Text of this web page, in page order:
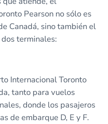
Pearson no sólo es
Canadá, sino también el
terminales:
Internacional Toronto
tanto para vuelos
donde los pasajeros
de embarque D, E y F.